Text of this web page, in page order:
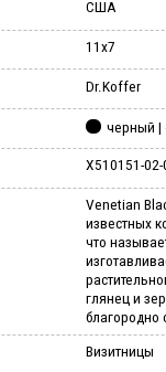
США
11х7
Dr.Koffer
черный |
X510151-02-
Venetian
известных
что
глянец и
Визитницы